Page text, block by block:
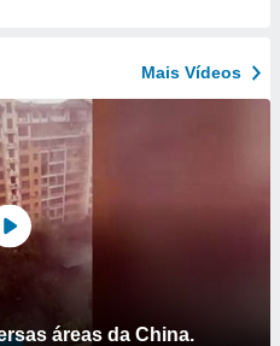
Mais Vídeos
áreas da China.